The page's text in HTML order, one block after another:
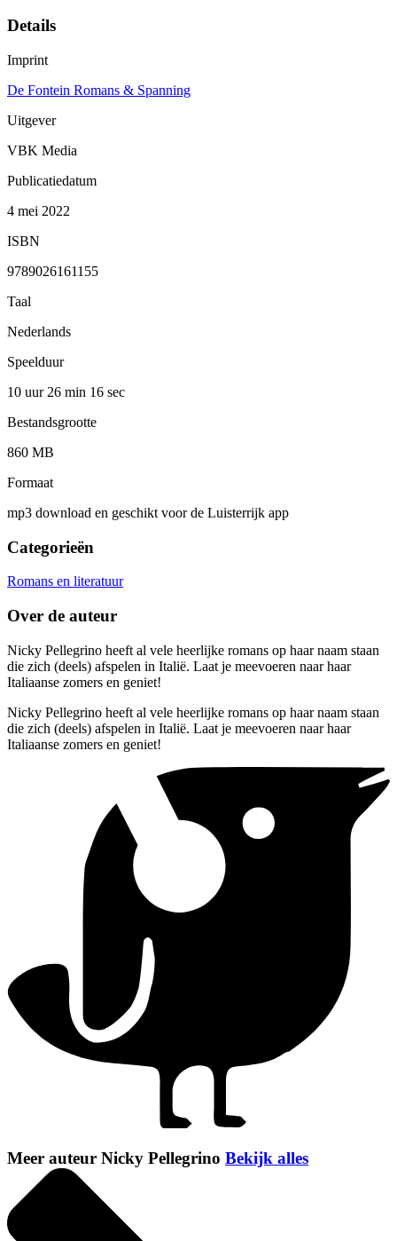
Details
Imprint
De Fontein Romans & Spanning
Uitgever
VBK Media
Publicatiedatum
4 mei 2022
ISBN
9789026161155
Taal
Nederlands
Speelduur
10 uur 26 min 16 sec
Bestandsgrootte
860 MB
Formaat
mp3 download en geschikt voor de Luisterrijk app
Categorieën
Romans en literatuur
Over de auteur
Nicky Pellegrino heeft al vele heerlijke romans op haar naam staan
die zich (deels) afspelen in Italië. Laat je meevoeren naar haar
Italiaanse zomers en geniet!
Nicky Pellegrino heeft al vele heerlijke romans op haar naam staan
die zich (deels) afspelen in Italië. Laat je meevoeren naar haar
Italiaanse zomers en geniet!
Meer auteur Nicky Pellegrino Bekijk alles